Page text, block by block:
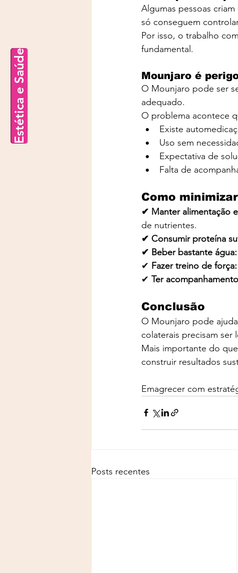
Estética e Saúde
Algumas pessoas
só conseguem
Por isso, o trabalho
fundamental.
Mounjaro é
O Mounjaro pode ser
adequado.
O problema acontece
Existe
Uso sem
Expectativa de
Falta de
Como
✔ Manter alimentação
de nutrientes.
✔ Consumir proteína
✔ Beber bastante água:
✔ Fazer treino de força:
✔ Ter
Conclusão
O Mounjaro pode
colaterais precisam ser
Mais importante do
construir resultados
Emagrecer com
Posts recentes